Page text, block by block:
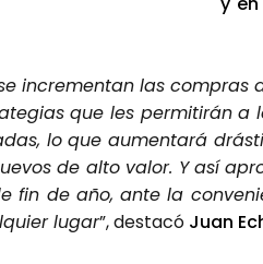
incre­men­tan las
que les per­mi­ti­rán
lo que aumen­ta­rá
de alto valor. Y así
fin de año, ante la
lugar”, des­ta­có Juan